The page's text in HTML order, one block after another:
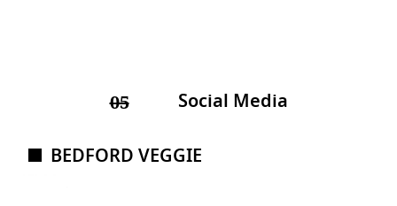
05 Social Media
BEDFORD VEGGIE